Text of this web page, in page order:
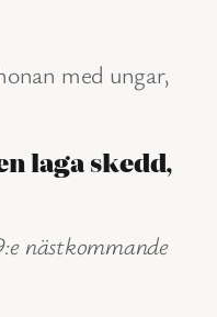
med ungar,
laga skedd,
nästkommande